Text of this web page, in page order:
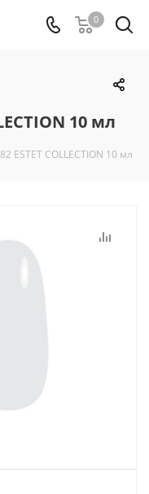
0
10 мл
ESTET COLLECTION 10 мл